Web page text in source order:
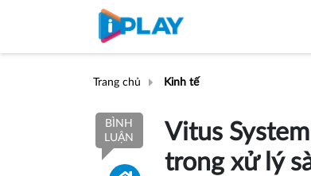
Trang chủ Kinh tế
BÌNH
LUẬN
Vitus
trong xử lý